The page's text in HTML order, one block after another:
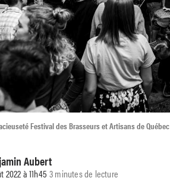
Festival des Brasseurs et Artisans de Québec
Aubert
2022 à 11h45 3 minutes de lecture